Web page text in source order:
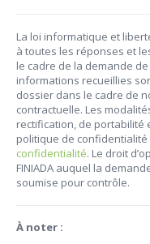
La loi informatique et
à toutes les réponses et
le cadre de la demande
informations recueillies
dossier dans le cadre de
contractuelle. Les
rectification, de portabilité
politique de
confidentialité. Le droit
FINIADA auquel la
soumise pour contrôle.
À noter :